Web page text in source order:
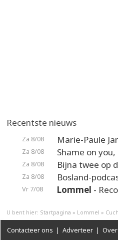
Recentste nieuws
Za 8/08 Marie-Paule
Za 8/08 Shame on
Za 8/08 Bijna twee op
Za 8/08 Bosland-
Vr 7/08 Lommel -
U bent hier: Startpagina » Lommel »
Contacteer ons | Adverteer |